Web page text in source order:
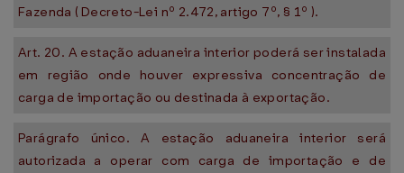
Fazenda ( Decreto-Lei nº 2.472, artigo 7º, § 1º ).
Art. 20. A estação aduaneira interior poderá ser instalada
em região onde houver expressiva concentração de
carga de importação ou destinada à exportação.
Parágrafo único. A estação aduaneira interior será
autorizada a operar com carga de importação e de